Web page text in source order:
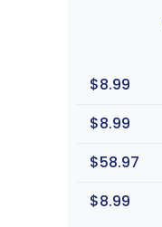
$8.99
$8.99
$58.97
$8.99